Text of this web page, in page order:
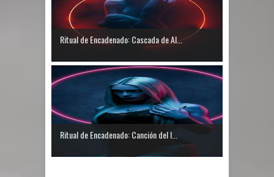
Ritual de Encadenado: Cascada de Al...
Ritual de Encadenado: Canción del I...